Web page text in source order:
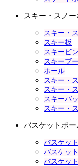
スキー・スノー
スキー・
スキー板
スキービ
スキーブ
ポール
スキー・
スキー・
スキーバ
スキー・
バスケットボー
バスケッ
バスケッ
バスケッ